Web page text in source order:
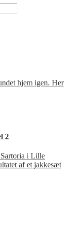
hjem igen. Her
2
i Lille
af et jakkesæt